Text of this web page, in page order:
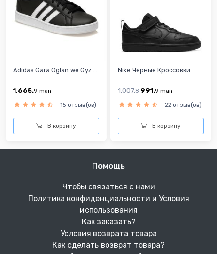
Adidas Gara Oglan we Gyz ...
1,665.9 man
15 отзыв(ов)
В корзину
Nike Чёрные Кроссовки
1,007.8 991.9 man
22 отзыв(ов)
В корзину
Помощь
Чтобы связаться с нами
Политика конфиденциальности и Условия
использования
Как заказать?
Условия возврата товара
Как сделать возврат товара?